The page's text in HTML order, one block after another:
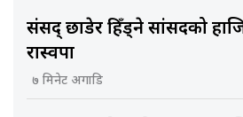
संसद् छाडेर हिँड्ने सांसदको
रास्वपा
७ मिनेट अगाडि